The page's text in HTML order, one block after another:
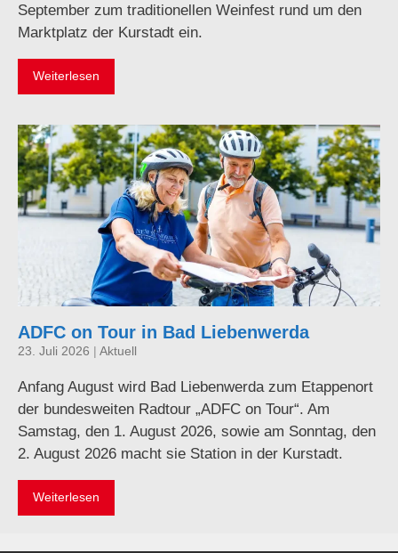
September zum traditionellen Weinfest rund um den
Marktplatz der Kurstadt ein.
Weiterlesen
ADFC on Tour in Bad Liebenwerda
23. Juli 2026 | Aktuell
Anfang August wird Bad Liebenwerda zum Etappenort
der bundesweiten Radtour „ADFC on Tour“. Am
Samstag, den 1. August 2026, sowie am Sonntag, den
2. August 2026 macht sie Station in der Kurstadt.
Weiterlesen